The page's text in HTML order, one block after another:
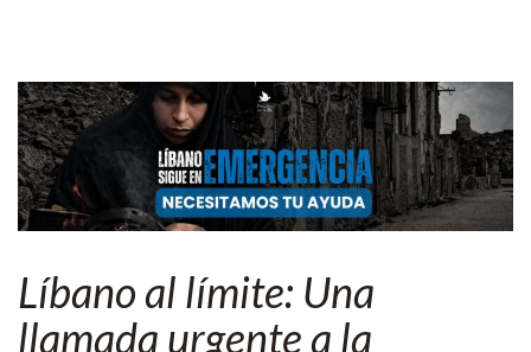
Líbano al límite: Una
llamada urgente a la